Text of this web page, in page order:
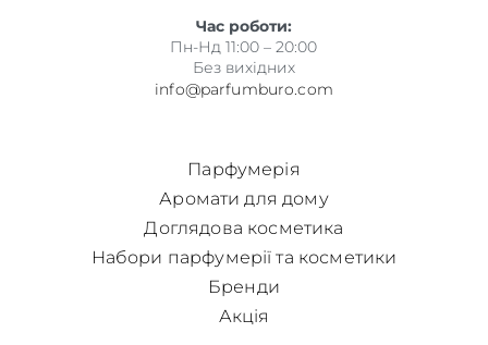
Час роботи:
Пн-Нд 11:00 – 20:00
Без вихідних
info@parfumburo.com
Парфумерія
Аромати для дому
Доглядова косметика
Набори парфумерії та косметики
Бренди
Акція